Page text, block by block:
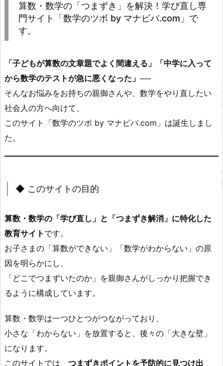
算数・数学の「つまずき」を解決！学び直し専
門サイト「数学のツボ by マナビバ.com」で
す。
「子どもが算数の文章題でよく間違える」「中学に入って
から数学のテストが急に悪くなった」 ──
そんなお悩みをお持ちの親御さんや、数学をやり直したい
社会人の方へ向けて、
このサイト「数学のツボ by マナビバ.com」は誕生しまし
た。
◆ このサイトの目的
算数・数学の「学び直し」と「つまずき解消」に特化した
教育サイト です。
お子さまの「算数ができない」「数学がわからない」の原
因を明らかにし、
「どこでつまずいたのか」を親御さんがしっかり把握でき
るように構成しています。
算数・数学は一つひとつがつながっており、
小さな「わからない」を放置すると、後々の「大きな壁」
になります。
このサイトでは、 つまずきポイントを予防的に見つけ出